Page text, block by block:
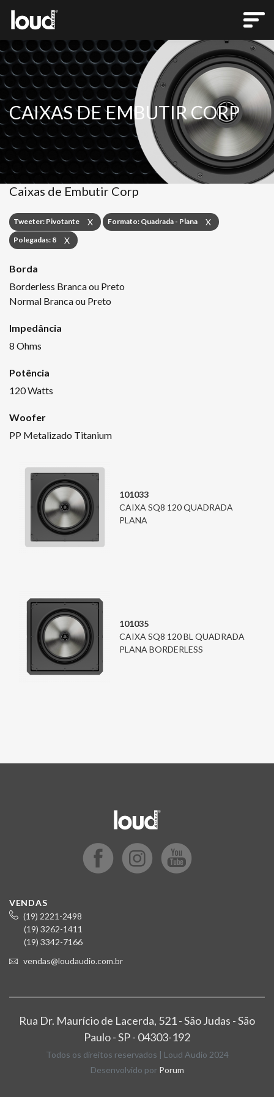
CAIXAS DE EMBUTIR CORP
Caixas de Embutir Corp
Tweeter: Pivotante X Formato: Quadrada - Plana X
Polegadas: 8 X
Borda
Borderless Branca ou Preto
Normal Branca ou Preto
Impedância
8 Ohms
Potência
120 Watts
Woofer
PP Metalizado Titanium
101033
CAIXA SQ8 120 QUADRADA
PLANA
101035
CAIXA SQ8 120 BL QUADRADA
PLANA BORDERLESS
VENDAS
(19) 2221-2498
(19) 3262-1411
(19) 3342-7166
vendas@loudaudio.com.br
Rua Dr. Maurício de Lacerda, 521 - São Judas - São
Paulo - SP - 04303-192
Todos os direitos reservados | Loud Audio 2024
Desenvolvido por Porum